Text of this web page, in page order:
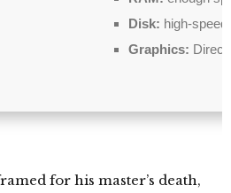
Disk: high-
Graphics:
for his master’s death,